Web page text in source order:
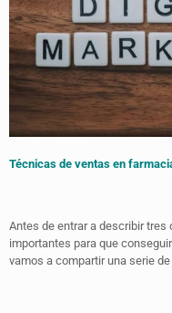
Técnicas de ventas en
Antes de entrar a describir
importantes para que
vamos a compartir una serie